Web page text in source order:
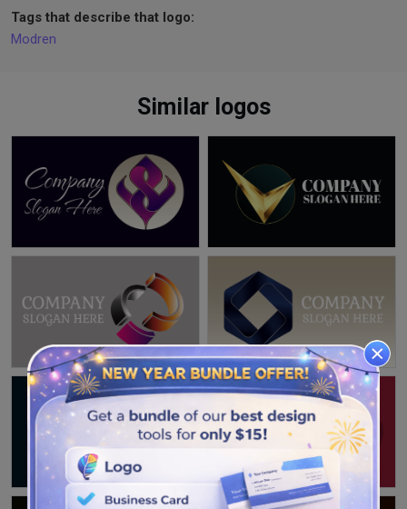
Tags that describe that logo:
Modren
Similar logos